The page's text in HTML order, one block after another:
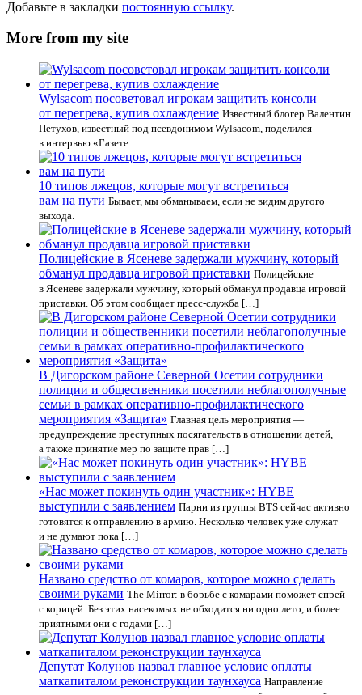
Добавьте в закладки постоянную ссылку.
More from my site
Wylsacom посоветовал игрокам защитить консоли
от перегрева, купив охлаждение Известный блогер Валентин
Петухов, известный под псевдонимом Wylsacom, поделился
в интервью «Газете.
10 типов лжецов, которые могут встретиться
вам на пути Бывает, мы обманываем, если не видим другого
выхода.
Полицейские в Ясеневе задержали мужчину, который
обманул продавца игровой приставки Полицейские
в Ясеневе задержали мужчину, который обманул продавца игровой
приставки. Об этом сообщает пресс-служба […]
В Дигорском районе Северной Осетии сотрудники
полиции и общественники посетили неблагополучные
семьи в рамках оперативно-профилактического
мероприятия «Защита» Главная цель мероприятия —
предупреждение преступных посягательств в отношении детей,
а также принятие мер по защите прав […]
«Нас может покинуть один участник»: HYBE
выступили с заявлением Парни из группы BTS сейчас активно
готовятся к отправлению в армию. Несколько человек уже служат
и не думают пока […]
Названо средство от комаров, которое можно сделать
своими руками The Mirror: в борьбе с комарами поможет спрей
с корицей. Без этих насекомых не обходится ни одно лето, и более
приятными они с годами […]
Депутат Колунов назвал главное условие оплаты
маткапиталом реконструкции таунхауса Направление